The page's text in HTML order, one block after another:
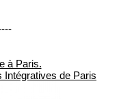
à Paris.
Intégratives de Paris